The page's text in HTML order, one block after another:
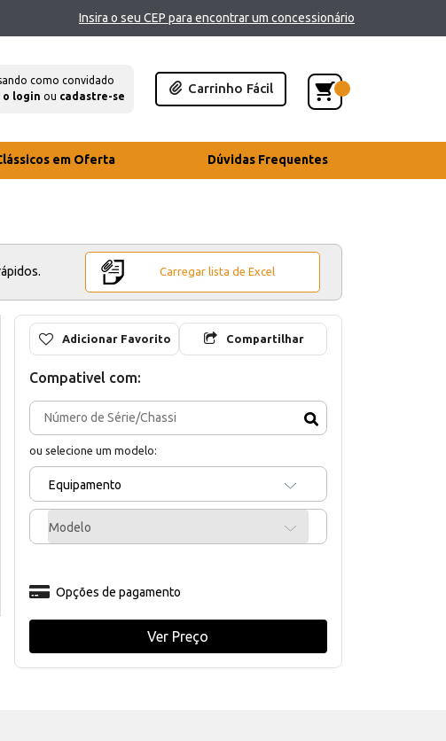
Insira o seu CEP para encontrar um concessionário
como convidado
o login ou cadastre-se
Carrinho Fácil
em Oferta Dúvidas Frequentes
Carregar lista de Excel
Adicionar Favorito Compartilhar
Compativel com:
ou selecione um modelo:
Equipamento
Modelo
Opções de pagamento
Ver Preço